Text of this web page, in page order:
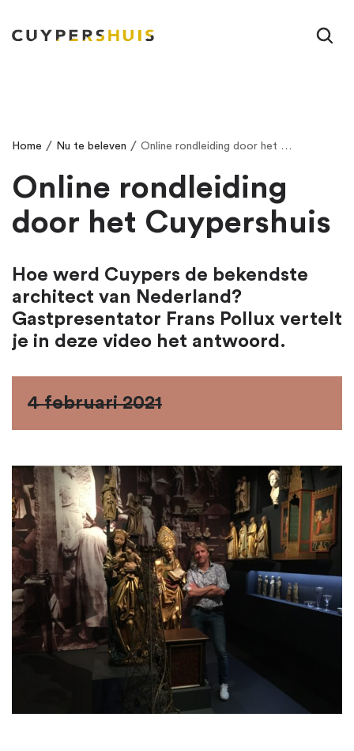
Ga naar hoofdinhoud
Home / Nu te beleven / Online rondleiding door het Cuypershuis
Online rondleiding
door het Cuypershuis
Hoe werd Cuypers de bekendste
architect van Nederland?
Gastpresentator Frans Pollux vertelt
je in deze video het antwoord.
4 februari 2021